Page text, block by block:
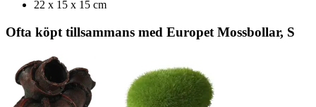
22 x 15 x 15 cm
Ofta köpt tillsammans med Europet Mossbollar, S